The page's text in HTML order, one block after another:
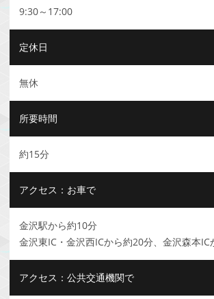
9:30～17:00
定休日
無休
所要時間
約15分
アクセス：お車で
金沢駅から約10分
金沢東IC・金沢西ICから約20分、金沢森本IC
アクセス：公共交通機関で